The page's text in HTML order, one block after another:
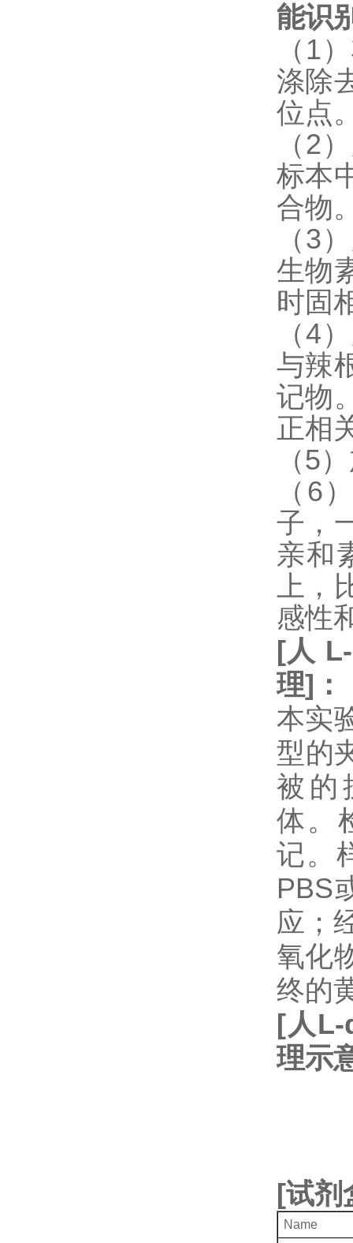
能识
（1
涤除
位点
（2
标本
合物
（3
生物
时固
（4
与辣
记物
正相
（5
（6
子，
亲和
上
感性
[人
理] ：
本实
型的
被的
体。
记。
PBS
应；
氧化
终的
[人L-
理示
[试剂
Name